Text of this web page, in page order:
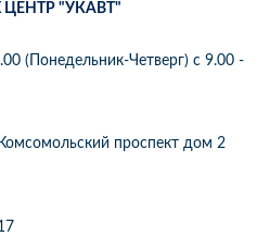
"УКАВТ"
(Понедельник-Четверг) c 9.00 -
проспект дом 2